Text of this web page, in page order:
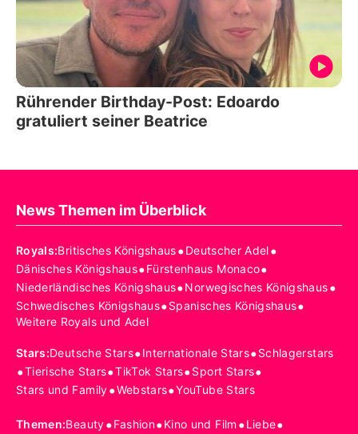
Rührender Birthday-Post: Edoardo
gratuliert seiner Beatrice
News Themen im Überblick
Royals:Britisches Königshaus•Deutscher Adel•
Dänisches Königshaus•Fürstenhaus Monaco•
Niederländisches Königshaus•Norwegisches Königshaus•
Schwedisches Königshaus•Spanisches Königshaus•
Weitere Royals und Adel
Stars:Deutsche Stars•Internationale Stars•Schlagerstars
•Tierische Stars•TikTok Stars•Sport Stars•
Stars und Family•Webstars•YouTube Stars
Themen:Beauty•Fashion•Kino und Film •Liebe•